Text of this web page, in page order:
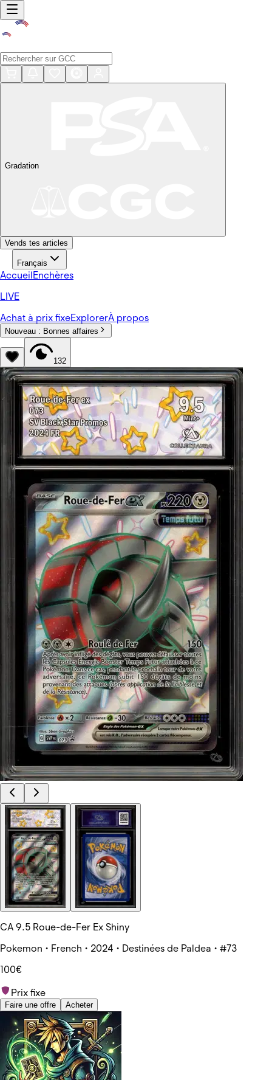
Gradation
Vends tes articles
Français
AccueilEnchères
LIVE
Achat à prix fixeExplorerÀ propos
Nouveau : Bonnes affaires
132
CA 9.5 Roue-de-Fer Ex Shiny
Pokemon • French • 2024 • Destinées de Paldea • #73
100€
Prix fixe
Faire une offre Acheter